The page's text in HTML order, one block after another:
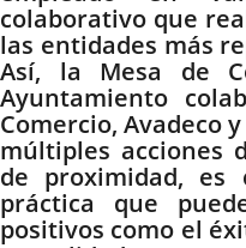
colaborativo que
las entidades más
Así, la Mesa de
Ayuntamiento
Comercio, Avadeco
múltiples acciones
de proximidad, es
práctica que
positivos como el